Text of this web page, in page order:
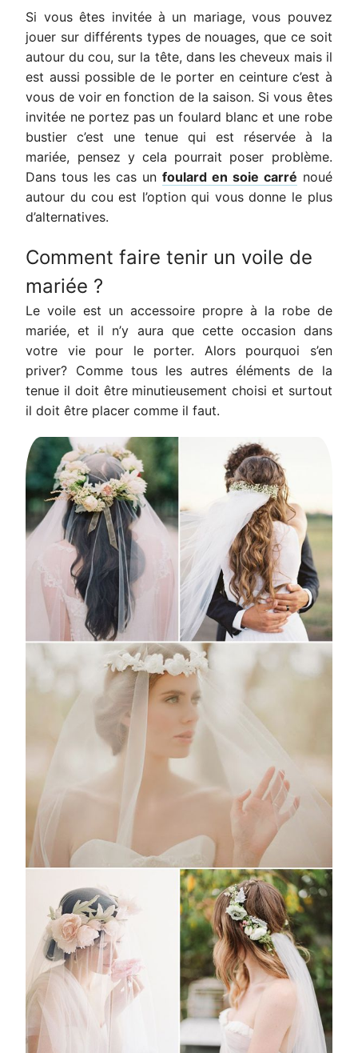
Si vous êtes invitée à un mariage, vous pouvez
jouer sur différents types de nouages, que ce soit
autour du cou, sur la tête, dans les cheveux mais il
est aussi possible de le porter en ceinture c’est à
vous de voir en fonction de la saison. Si vous êtes
invitée ne portez pas un foulard blanc et une robe
bustier c’est une tenue qui est réservée à la
mariée, pensez y cela pourrait poser problème.
Dans tous les cas un foulard en soie carré noué
autour du cou est l’option qui vous donne le plus
d’alternatives.
Comment faire tenir un voile de
mariée ?
Le voile est un accessoire propre à la robe de
mariée, et il n’y aura que cette occasion dans
votre vie pour le porter. Alors pourquoi s’en
priver? Comme tous les autres éléments de la
tenue il doit être minutieusement choisi et surtout
il doit être placer comme il faut.